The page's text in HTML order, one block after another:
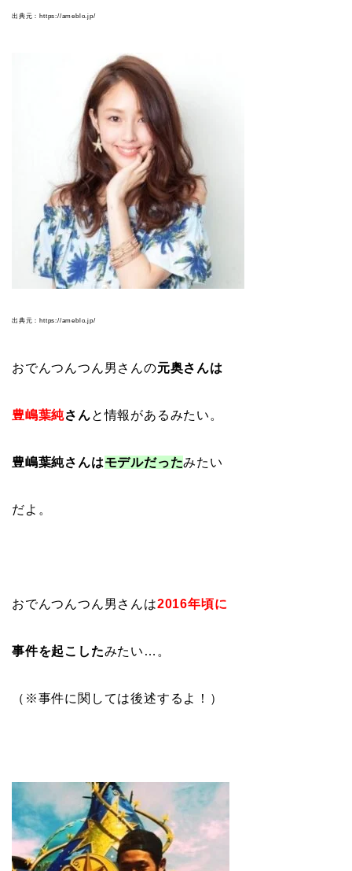
出典元：https://ameblo.jp/
出典元：https://ameblo.jp/
おでんつんつん男さんの元奥さんは
豊嶋葉純さんと情報があるみたい。
豊嶋葉純さんはモデルだったみたい
だよ。
おでんつんつん男さんは2016年頃に
事件を起こしたみたい…。
（※事件に関しては後述するよ！）